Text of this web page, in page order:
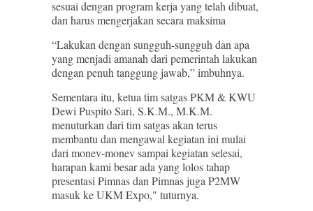
sesuai dengan program kerja yang telah dibuat,
dan harus mengerjakan secara maksima
“Lakukan dengan sungguh-sungguh dan apa
yang menjadi amanah dari pemerintah lakukan
dengan penuh tanggung jawab,” imbuhnya.
Sementara itu, ketua tim satgas PKM & KWU
Dewi Puspito Sari, S.K.M., M.K.M.
menuturkan dari tim satgas akan terus
membantu dan mengawal kegiatan ini mulai
dari monev-monev sampai kegiatan selesai,
harapan kami besar ada yang lolos tahap
presentasi Pimnas dan Pimnas juga P2MW
masuk ke UKM Expo," tuturnya.